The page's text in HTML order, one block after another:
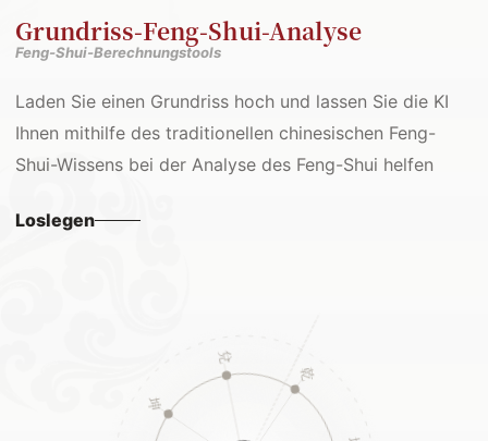
Grundriss-Feng-Shui-Analyse
Feng-Shui-Berechnungstools
Laden Sie einen Grundriss hoch und lassen Sie die KI
Ihnen mithilfe des traditionellen chinesischen Feng-
Shui-Wissens bei der Analyse des Feng-Shui helfen
Loslegen